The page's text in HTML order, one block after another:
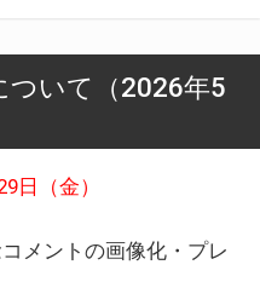
ついて（2026年5
日（金）
メントの画像化・プレ